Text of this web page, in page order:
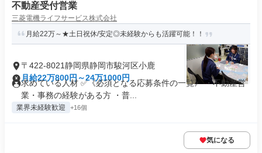
不動産受付営業
三菱電機ライフサービス株式会社
月給22万～★土日祝休/安定◎未経験からも活躍可能！！
〒422-8021静岡県静岡市駿河区小鹿
月給22万800円～24万1000円
求めている人材 ✅《必須となる応募条件の一覧》 ・不動産営
業・事務の経験がある方 ・普...
業界未経験歓迎 +16個
気になる